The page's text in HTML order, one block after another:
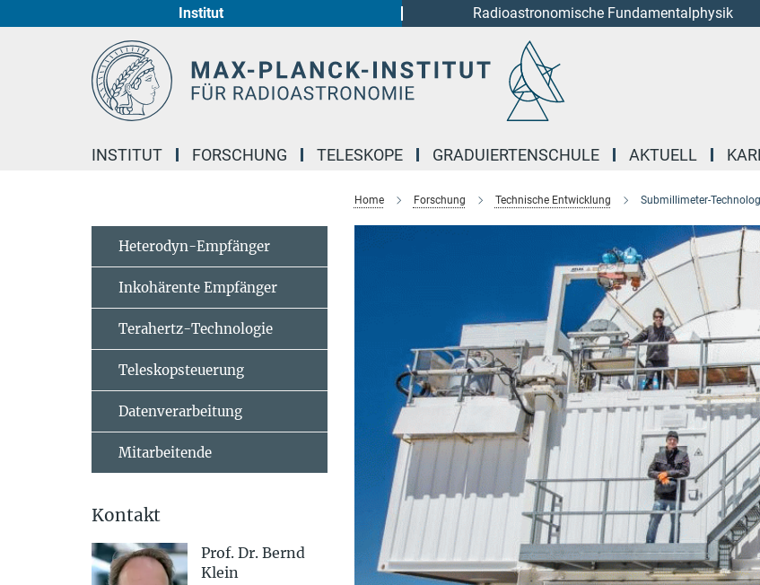
Institut Radioastronomische Fundamentalphysik
INSTITUT FORSCHUNG TELESKOPE GRADUIERTENSCHULE AKTUELL
Home Forschung Technische Entwicklung Submillimeter-
Heterodyn-Empfänger
Inkohärente Empfänger
Terahertz-Technologie
Teleskopsteuerung
Datenverarbeitung
Mitarbeitende
Kontakt
Prof. Dr. Bernd
Klein